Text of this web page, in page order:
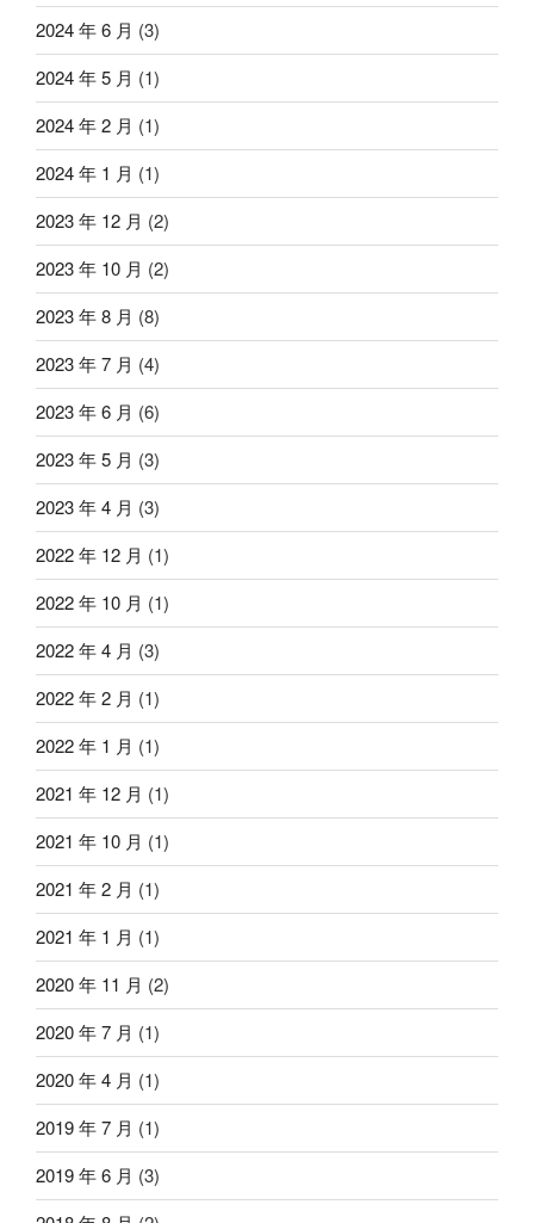
2024 年 6 月 (3)
2024 年 5 月 (1)
2024 年 2 月 (1)
2024 年 1 月 (1)
2023 年 12 月 (2)
2023 年 10 月 (2)
2023 年 8 月 (8)
2023 年 7 月 (4)
2023 年 6 月 (6)
2023 年 5 月 (3)
2023 年 4 月 (3)
2022 年 12 月 (1)
2022 年 10 月 (1)
2022 年 4 月 (3)
2022 年 2 月 (1)
2022 年 1 月 (1)
2021 年 12 月 (1)
2021 年 10 月 (1)
2021 年 2 月 (1)
2021 年 1 月 (1)
2020 年 11 月 (2)
2020 年 7 月 (1)
2020 年 4 月 (1)
2019 年 7 月 (1)
2019 年 6 月 (3)